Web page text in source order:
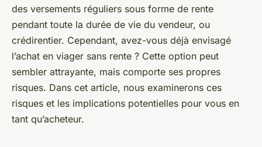
des versements réguliers sous forme de rente
pendant toute la durée de vie du vendeur, ou
crédirentier. Cependant, avez-vous déjà envisagé
l’achat en viager sans rente ? Cette option peut
sembler attrayante, mais comporte ses propres
risques. Dans cet article, nous examinerons ces
risques et les implications potentielles pour vous en
tant qu’acheteur.